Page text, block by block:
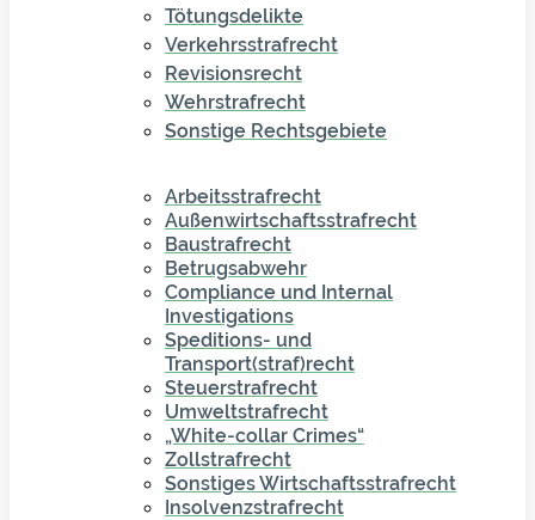
Tötungsdelikte
Verkehrsstrafrecht
Revisionsrecht
Wehrstrafrecht
Sonstige Rechtsgebiete
Arbeitsstrafrecht
Außenwirtschaftsstrafrecht
Baustrafrecht
Betrugsabwehr
Compliance und Internal
Investigations
Speditions- und
Transport(straf)recht
Steuerstrafrecht
Umweltstrafrecht
„White-collar Crimes“
Zollstrafrecht
Sonstiges Wirtschaftsstrafrecht
Insolvenzstrafrecht